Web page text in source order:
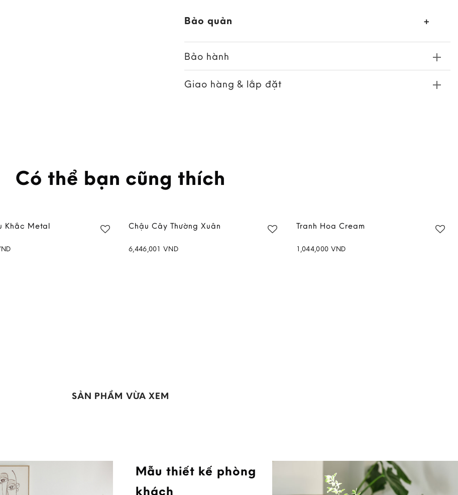
Bảo quản
Bảo hành
Giao hàng & lắp đặt
Có thể bạn cũng thích
Khắc Metal Chậu Cây Thường Xuân
6,446,001 VND
Tranh Hoa Cream
1,044,000 VND
SẢN PHẨM VỪA XEM
Mẫu thiết kế phòng
khách